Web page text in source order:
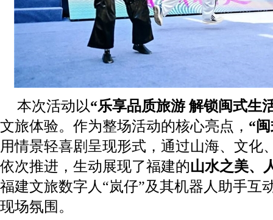
本次活动以“乐享品质旅游 解锁闽式生
文旅体验。作为整场活动的核心亮点， “
用情景轻喜剧呈现形式，通过山海、文化
依次推进，生动展现了福建的山水之美、
福建文旅数字人“岚仔”及其机器人助手互
现场氛围。